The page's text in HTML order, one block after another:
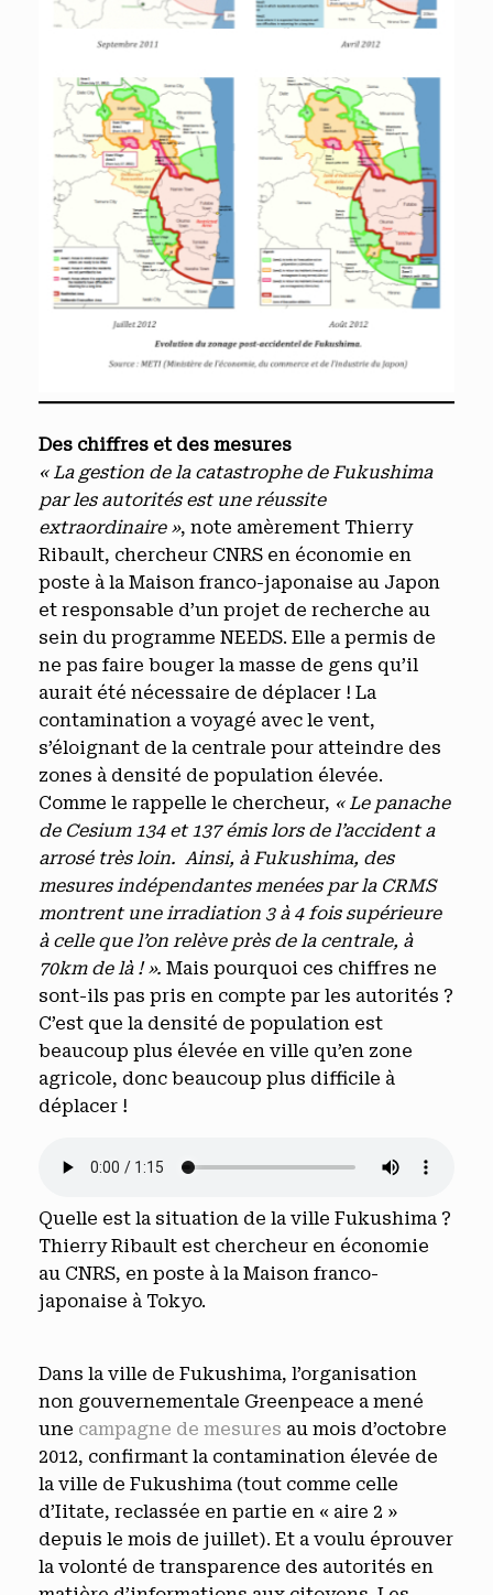
Des chiffres et des mesures
« La gestion de la catastrophe de Fukushima
par les autorités est une réussite
extraordinaire », note amèrement Thierry
Ribault, chercheur CNRS en économie en
poste à la Maison franco-japonaise au Japon
et responsable d’un projet de recherche au
sein du programme NEEDS. Elle a permis de
ne pas faire bouger la masse de gens qu’il
aurait été nécessaire de déplacer ! La
contamination a voyagé avec le vent,
s’éloignant de la centrale pour atteindre des
zones à densité de population élevée.
Comme le rappelle le chercheur, « Le panache
de Cesium 134 et 137 émis lors de l’accident a
arrosé très loin. Ainsi, à Fukushima, des
mesures indépendantes menées par la CRMS
montrent une irradiation 3 à 4 fois supérieure
à celle que l’on relève près de la centrale, à
70km de là ! ». Mais pourquoi ces chiffres ne
sont-ils pas pris en compte par les autorités ?
C’est que la densité de population est
beaucoup plus élevée en ville qu’en zone
agricole, donc beaucoup plus difficile à
déplacer !
Quelle est la situation de la ville Fukushima ?
Thierry Ribault est chercheur en économie
au CNRS, en poste à la Maison franco-
japonaise à Tokyo.
Dans la ville de Fukushima, l’organisation
non gouvernementale Greenpeace a mené
une campagne de mesures au mois d’octobre
2012, confirmant la contamination élevée de
la ville de Fukushima (tout comme celle
d’Iitate, reclassée en partie en « aire 2 »
depuis le mois de juillet). Et a voulu éprouver
la volonté de transparence des autorités en